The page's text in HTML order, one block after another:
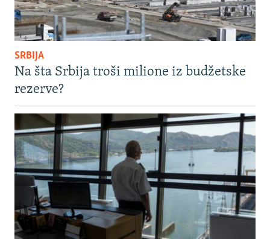
SRBIJA
Na šta Srbija troši milione iz budžetske
rezerve?